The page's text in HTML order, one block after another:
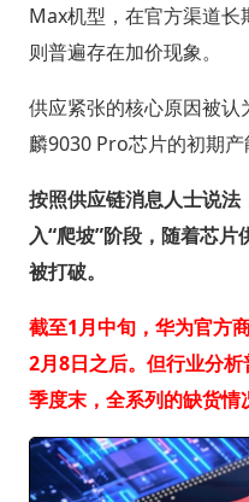
Max机型，在官方渠道长
则普遍存在加价现象。
供应紧张的核心原因被
麟9030 Pro芯片的初期产
按照供应链消息人士说
入“爬坡”阶段，随着芯
被打破。
截至1月中旬，华为官方
2月8日之后。但行业分
季度末，全系列的缺货情